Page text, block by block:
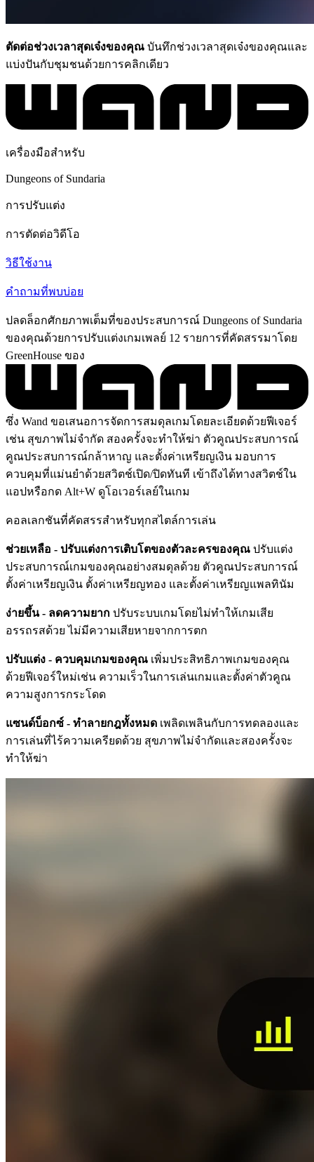
ตัดต่อช่วงเวลาสุดเจ๋งของคุณ บันทึกช่วงเวลาสุดเจ๋งของคุณและ
แบ่งปันกับชุมชนด้วยการคลิกเดียว
เครื่องมือสำหรับ
Dungeons of Sundaria
การปรับแต่ง
การตัดต่อวิดีโอ
วิธีใช้งาน
คำถามที่พบบ่อย
ปลดล็อกศักยภาพเต็มที่ของประสบการณ์ Dungeons of Sundaria
ของคุณด้วยการปรับแต่งเกมเพลย์ 12 รายการที่คัดสรรมาโดย
GreenHouse ของ
ซึ่ง Wand ขอเสนอการจัดการสมดุลเกมโดยละเอียดด้วยฟีเจอร์
เช่น สุขภาพไม่จำกัด สองครั้งจะทำให้ฆ่า ตัวคูณประสบการณ์
คูณประสบการณ์กล้าหาญ และตั้งค่าเหรียญเงิน มอบการ
ควบคุมที่แม่นยำด้วยสวิตช์เปิด/ปิดทันที เข้าถึงได้ทางสวิตช์ใน
แอปหรือกด Alt+W ดูโอเวอร์เลย์ในเกม
คอลเลกชันที่คัดสรรสำหรับทุกสไตล์การเล่น
ช่วยเหลือ - ปรับแต่งการเติบโตของตัวละครของคุณ ปรับแต่ง
ประสบการณ์เกมของคุณอย่างสมดุลด้วย ตัวคูณประสบการณ์
ตั้งค่าเหรียญเงิน ตั้งค่าเหรียญทอง และตั้งค่าเหรียญแพลทินัม
ง่ายขึ้น - ลดความยาก ปรับระบบเกมโดยไม่ทำให้เกมเสีย
อรรถรสด้วย ไม่มีความเสียหายจากการตก
ปรับแต่ง - ควบคุมเกมของคุณ เพิ่มประสิทธิภาพเกมของคุณ
ด้วยฟีเจอร์ใหม่เช่น ความเร็วในการเล่นเกมและตั้งค่าตัวคูณ
ความสูงการกระโดด
แซนด์บ็อกซ์ - ทำลายกฎทั้งหมด เพลิดเพลินกับการทดลองและ
การเล่นที่ไร้ความเครียดด้วย สุขภาพไม่จำกัดและสองครั้งจะ
ทำให้ฆ่า